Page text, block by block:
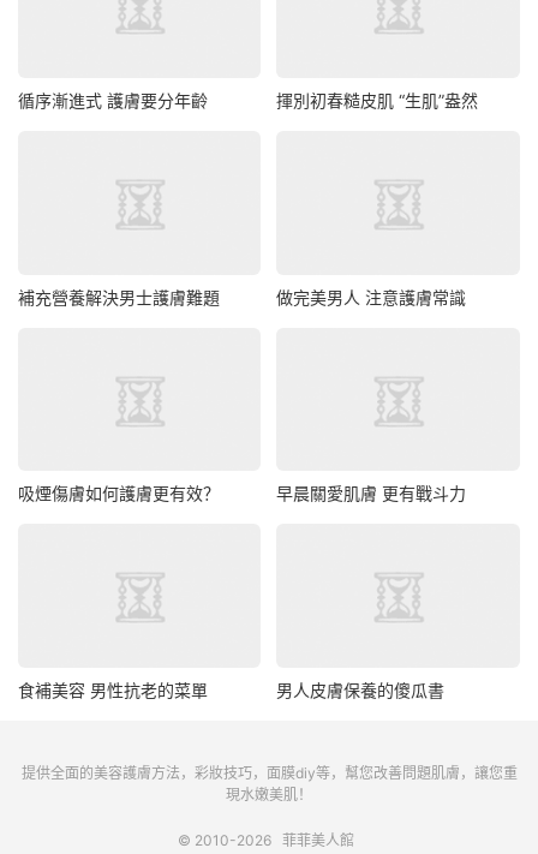
循序漸進式 護膚要分年齡 揮別初春糙皮肌 “生肌”盎然
補充營養解決男士護膚難題 做完美男人 注意護膚常識
吸煙傷膚如何護膚更有效？ 早晨關愛肌膚 更有戰斗力
食補美容 男性抗老的菜單 男人皮膚保養的傻瓜書
提供全面的美容護膚方法，彩妝技巧，面膜diy等，幫您改善問題肌膚，讓您重
現水嫩美肌！
© 2010-2026 菲菲美人館